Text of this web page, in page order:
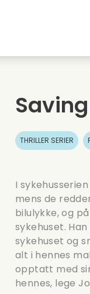
Dating
THRILLER SERIER
I
mens de
bilulykke, og
sykehuset.
sykehuset og
alt i hennes
opptatt med
hennes, lege